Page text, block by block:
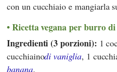
con un cucchiaio e mangiarla
Ricetta vegana per burro
Ingredienti (3 porzioni): 1
cucchiainodi vaniglia, 1
banana.